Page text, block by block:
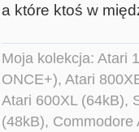
a które ktoś w
Moja kolekcja: Atari
ONCE+), Atari
Atari 600XL (64kB),
(48kB),